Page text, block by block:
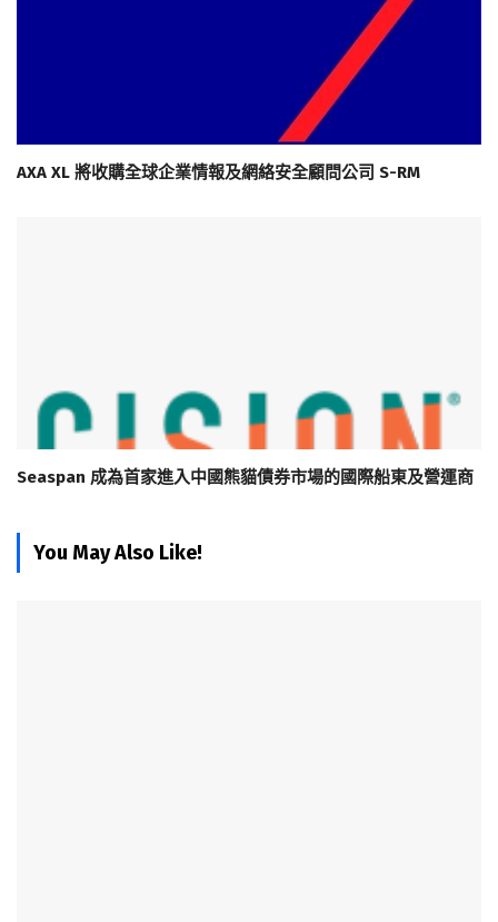
AXA XL 將收購全球企業情報及網絡安全顧問公司 S-RM
Seaspan 成為首家進入中國熊貓債券市場的國際船東及營運商
You May Also Like!